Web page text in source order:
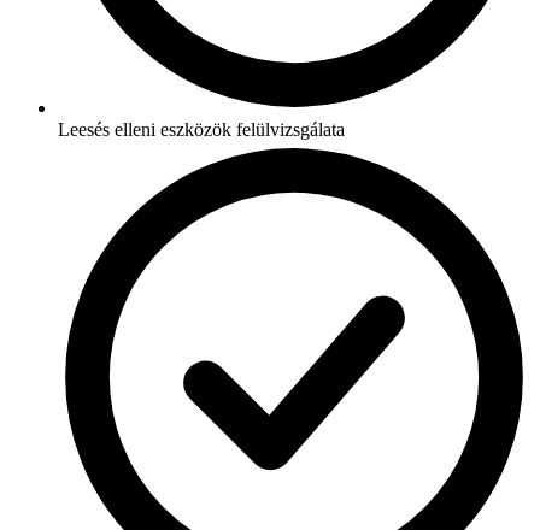
Leesés elleni eszközök felülvizsgálata